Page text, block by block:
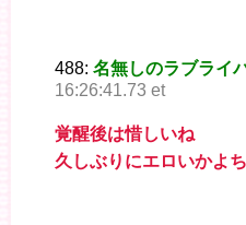
488: 名無しのラブライ
16:26:41.73 et
覚醒後は惜しいね
久しぶりにエロいかよ